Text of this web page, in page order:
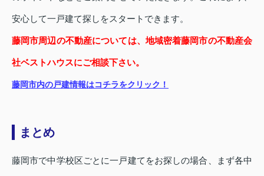
安心して一戸建て探しをスタートできます。
藤岡市周辺の不動産については、地域密着藤岡市の不動産会
社ベストハウスにご相談下さい。
藤岡市内の戸建情報はコチラをクリック！
まとめ
藤岡市で中学校区ごとに一戸建てをお探しの場合、まず各中